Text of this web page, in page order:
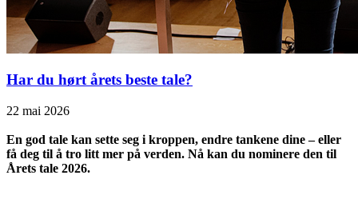
Har du hørt årets beste tale?
22 mai 2026
En god tale kan sette seg i kroppen, endre tankene dine – eller
få deg til å tro litt mer på verden. Nå kan du nominere den til
Årets tale 2026.